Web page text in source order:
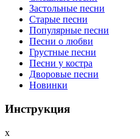
Застольные песни
Старые песни
Популярные песни
Песни о любви
Грустные песни
Песни у костра
Дворовые песни
Новинки
Инструкция
x